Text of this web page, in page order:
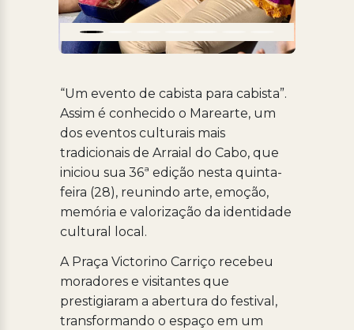
“Um evento de cabista para cabista”.
Assim é conhecido o Marearte, um
dos eventos culturais mais
tradicionais de Arraial do Cabo, que
iniciou sua 36ª edição nesta quinta-
feira (28), reunindo arte, emoção,
memória e valorização da identidade
cultural local.
A Praça Victorino Carriço recebeu
moradores e visitantes que
prestigiaram a abertura do festival,
transformando o espaço em um